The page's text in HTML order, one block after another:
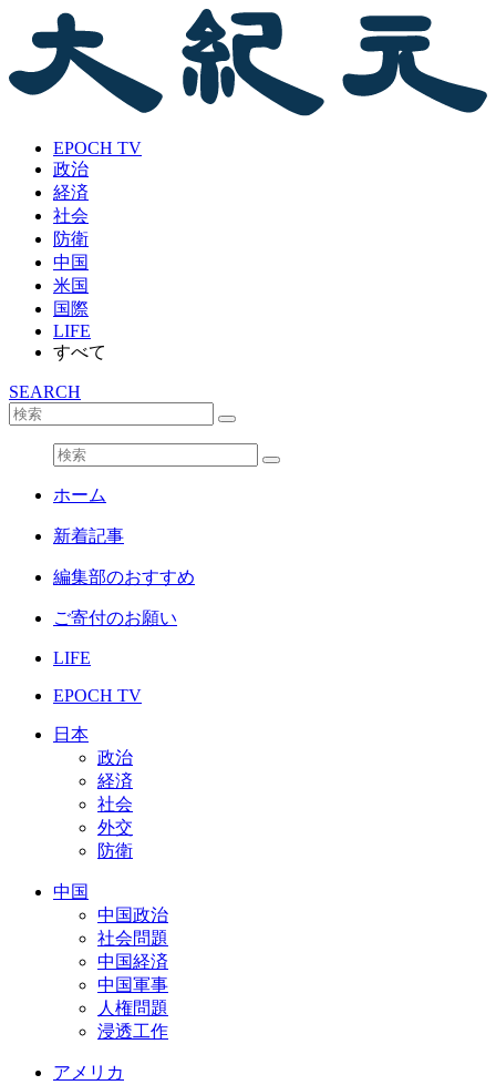
EPOCH TV
政治
経済
社会
防衛
中国
米国
国際
LIFE
すべて
SEARCH
ホーム
新着記事
編集部のおすすめ
ご寄付のお願い
LIFE
EPOCH TV
日本
政治
経済
社会
外交
防衛
中国
中国政治
社会問題
中国経済
中国軍事
人権問題
浸透工作
アメリカ